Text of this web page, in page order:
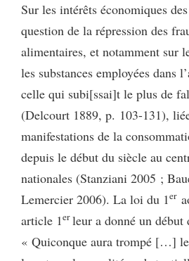
Sur les intérêts économiques
question de la répression des
alimentaires, et notamment sur
les substances employées dans
celle qui subi[ssai]t le plus de
(Delcourt 1889, p. 103-131),
manifestations de la
depuis le début du siècle au
nationales (Stanziani 2005 ;
Lemercier 2006). La loi du 1er
article 1erleur a donné un début
« Quiconque aura trompé […]